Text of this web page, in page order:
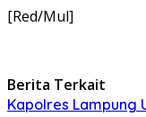
[Red/Mul]
Berita Terkait
Kapolres Lampung